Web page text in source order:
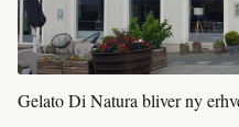
Gelato Di Natura bliver ny